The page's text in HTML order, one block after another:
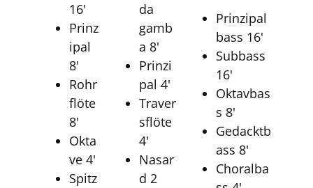
16'
Prinz
ipal
8'
Rohr
flöte
8'
Okta
ve 4'
Spitz
da
gamb
a 8'
Prinzi
pal 4'
Traver
sflöte
4'
Nasar
d 2
Prinzipal
bass 16'
Subbass
16'
Oktavbas
s 8'
Gedacktb
ass 8'
Choralba